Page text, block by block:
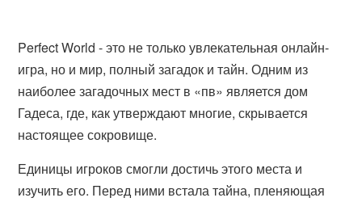
Perfect World - это не только увлекательная онлайн-
игра, но и мир, полный загадок и тайн. Одним из
наиболее загадочных мест в «пв» является дом
Гадеса, где, как утверждают многие, скрывается
настоящее сокровище.
Единицы игроков смогли достичь этого места и
изучить его. Перед ними встала тайна, пленяющая